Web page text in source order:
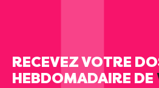
RECEVEZ VOTRE
HEBDOMADAIRE DE